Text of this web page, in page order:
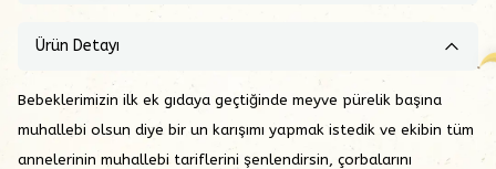
Ürün Detayı
Bebeklerimizin ilk ek gıdaya geçtiğinde meyve pürelik başına
muhallebi olsun diye bir un karışımı yapmak istedik ve ekibin tüm
annelerinin muhallebi tariflerini şenlendirsin, çorbalarını